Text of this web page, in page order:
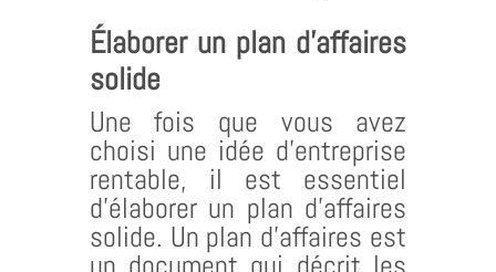
Élaborer un plan d’affaires
solide
Une fois que vous avez
choisi une idée d’entreprise
rentable, il est essentiel
d’élaborer un plan d’affaires
solide. Un plan d’affaires est